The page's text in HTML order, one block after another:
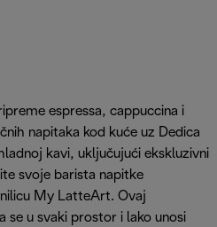
espressa, cappuccina i
napitaka kod kuće uz Dedica
kavi, uključujući ekskluzivni
svoje barista napitke
My LatteArt. Ovaj
se u svaki prostor i lako unosi